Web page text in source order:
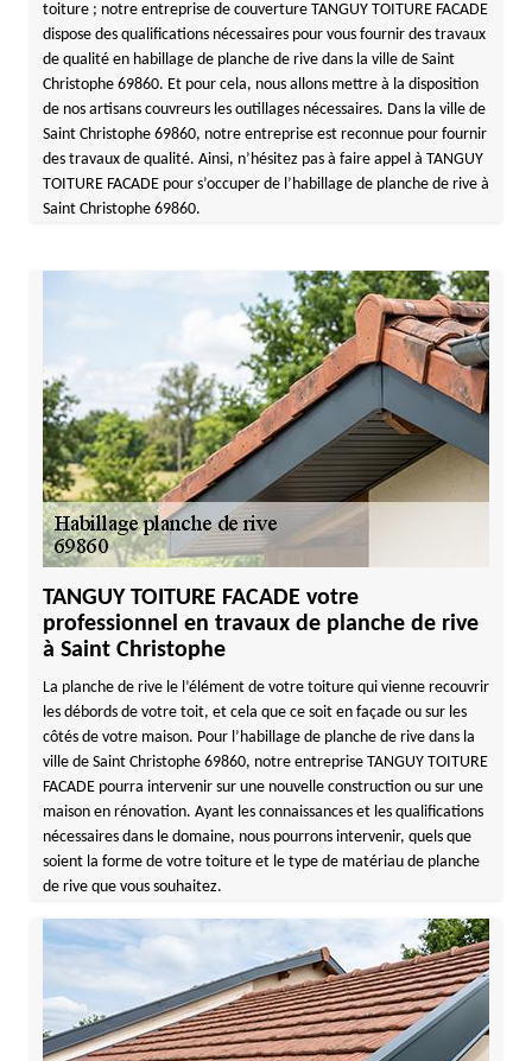
toiture ; notre entreprise de couverture TANGUY TOITURE FACADE
dispose des qualifications nécessaires pour vous fournir des travaux
de qualité en habillage de planche de rive dans la ville de Saint
Christophe 69860. Et pour cela, nous allons mettre à la disposition
de nos artisans couvreurs les outillages nécessaires. Dans la ville de
Saint Christophe 69860, notre entreprise est reconnue pour fournir
des travaux de qualité. Ainsi, n’hésitez pas à faire appel à TANGUY
TOITURE FACADE pour s’occuper de l’habillage de planche de rive à
Saint Christophe 69860.
TANGUY TOITURE FACADE votre
professionnel en travaux de planche de rive
à Saint Christophe
La planche de rive le l’élément de votre toiture qui vienne recouvrir
les débords de votre toit, et cela que ce soit en façade ou sur les
côtés de votre maison. Pour l’habillage de planche de rive dans la
ville de Saint Christophe 69860, notre entreprise TANGUY TOITURE
FACADE pourra intervenir sur une nouvelle construction ou sur une
maison en rénovation. Ayant les connaissances et les qualifications
nécessaires dans le domaine, nous pourrons intervenir, quels que
soient la forme de votre toiture et le type de matériau de planche
de rive que vous souhaitez.